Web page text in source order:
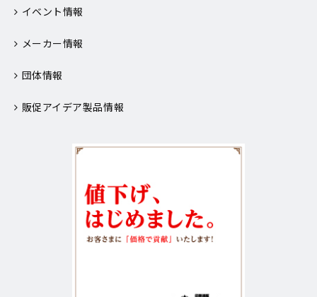
イベント情報
メーカー情報
団体情報
販促アイデア製品情報